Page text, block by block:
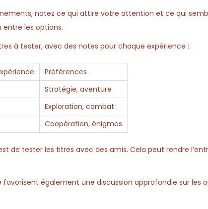
notez ce qui attire votre attention et ce qui
les options.
à tester, avec des notes pour chaque expérience :
Préférences
Stratégie, aventure
Exploration, combat
Coopération, énigmes
de tester les titres avec des amis. Cela peut rendre
favorisent également une discussion approfondie sur les